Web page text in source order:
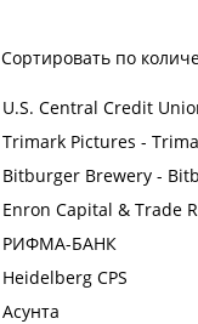
Сортировать по
U.S. Central Credit
Trimark Pictures -
Bitburger Brewery -
Enron Capital & Trade
РИФМА-БАНК
Heidelberg CPS
Асунта